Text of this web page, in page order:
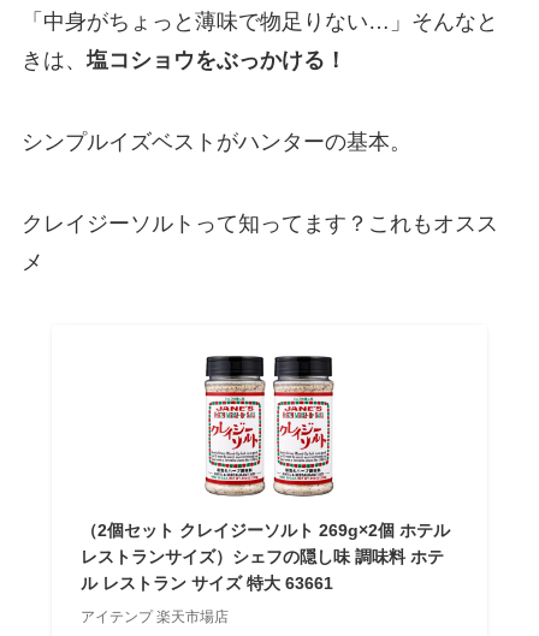
「中身がちょっと薄味で物足りない…」そんなと
きは、 塩コショウをぶっかける！
シンプルイズベストがハンターの基本。
クレイジーソルトって知ってます？これもオスス
メ
（2個セット クレイジーソルト 269g×2個 ホテル
レストランサイズ）シェフの隠し味 調味料 ホテ
ル レストラン サイズ 特大 63661
アイテンプ 楽天市場店